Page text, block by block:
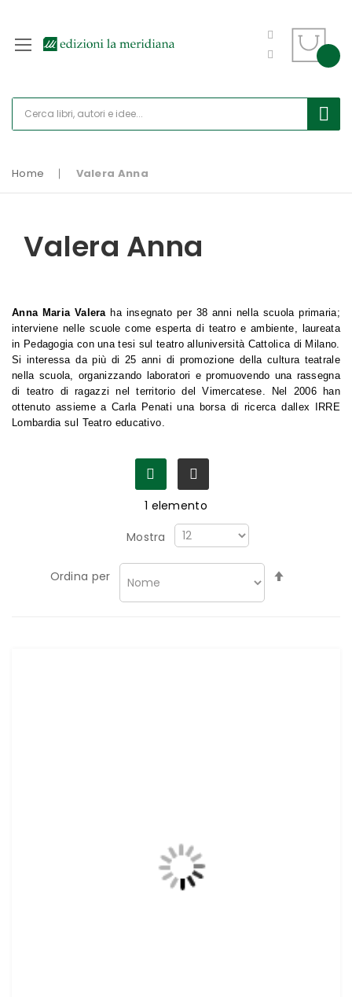
Home Valera Anna
Valera Anna
Anna Maria Valeraha insegnato per 38 anni nella scuola primaria;
interviene nelle scuole come esperta di teatro e ambiente, laureata
in Pedagogia con una tesi sul teatro alluniversità Cattolica di Milano.
Si interessa da più di 25 anni di promozione della cultura teatrale
nella scuola, organizzando laboratori e promuovendo una rassegna
di teatro di ragazzi nel territorio del Vimercatese. Nel 2006 han
ottenuto assieme a Carla Penati una borsa di ricerca dallex IRRE
Lombardia sul Teatro educativo.
1 elemento
Mostra
Ordina per